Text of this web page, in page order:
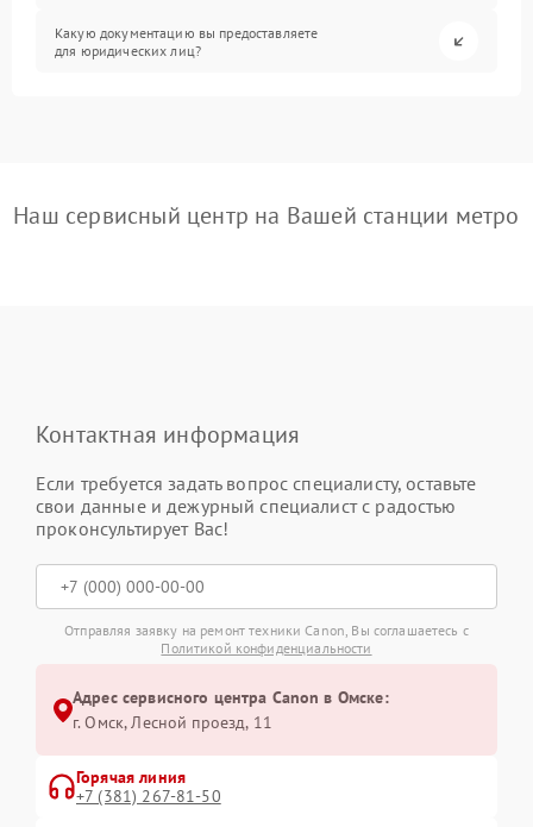
Какую документацию вы предоставляете
для юридических лиц?
Наш сервисный центр на Вашей станции метро
Контактная информация
Если требуется задать вопрос специалисту, оставьте
свои данные и дежурный специалист с радостью
проконсультирует Вас!
Отправляя заявку на ремонт техники Canon, Вы соглашаетесь с
Политикой конфиденциальности
Адрес сервисного центра Canon в Омске:
г. Омск, ​Лесной проезд, 11
Горячая линия
+7 (381) 267-81-50